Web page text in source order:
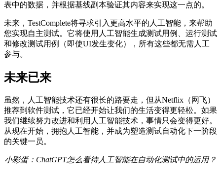
表中的数据，并根据基线副本验证其内容来实现这一点的。
未来，TestComplete将寻求引入更高水平的人工智能，来帮助
您实现自主测试。它将使用人工智能生成测试用例、运行测试
和修改测试用例（即使UI发生变化），所有这些都无需人工
参与。
未来已来
虽然，人工智能技术还有很长的路要走，但从Netflix（网飞）
推荐到软件测试，它已经开始让我们的生活变得更轻松。如果
我们继续努力改进和利用人工智能技术，事情只会变得更好。
从现在开始，拥抱人工智能，并成为塑造测试自动化下一阶段
的关键一员。
小彩蛋：ChatGPT怎么看待人工智能在自动化测试中的运用？